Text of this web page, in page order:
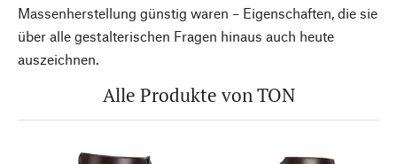
Massenherstellung günstig waren – Eigenschaften, die sie
über alle gestalterischen Fragen hinaus auch heute
auszeichnen.
Alle Produkte von TON